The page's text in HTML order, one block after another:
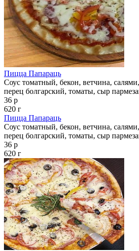
Пицца Папараць
Соус томатный, бекон, ветчина,
перец болгарский, томаты, сыр
36 р
620 г
Пицца Папараць
Соус томатный, бекон, ветчина,
перец болгарский, томаты, сыр
36 р
620 г